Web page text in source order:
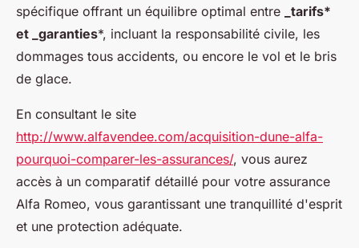
spécifique offrant un équilibre optimal entre
_tarifs*
et _garanties*, incluant la responsabilité civile, les
dommages tous accidents, ou encore le vol et le bris
de glace.
En consultant le site
http://www.alfavendee.com/acquisition-dune-alfa-
pourquoi-comparer-les-assurances/, vous aurez
accès à un comparatif détaillé pour votre assurance
Alfa Romeo, vous garantissant une tranquillité d'esprit
et une protection adéquate.